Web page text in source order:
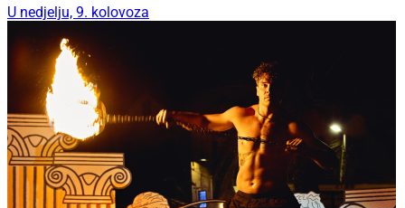
U nedjelju, 9. kolovoza